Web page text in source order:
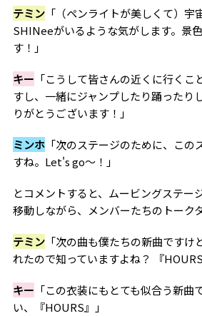
テミン「（ペンライトが美しくて）宇
SHINeeがいるような気がします。景
す！」
キー 「こうして皆さんの近くに行くこ
すし、一緒にジャンプしたり踊ったり
りがとうございます！」
ミンホ「次のステージのために、この
すね。Let's go〜！」
とコメントすると、ムービングステー
移動しながら、メンバーたちのトーク
テミン「次の曲も僕たちの新曲ですけ
れたので知っていますよね？ 『
キー 「この衣装にもとても似合う新曲
い、『HOURS』」